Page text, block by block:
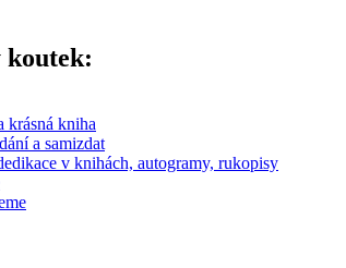
koutek:
kniha
a samizdat
v knihách, autogramy, rukopisy